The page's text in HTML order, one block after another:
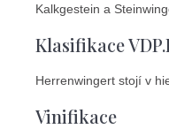
Kalkgestein a
Klasifikace
Herrenwingert stojí v
Vinifikace